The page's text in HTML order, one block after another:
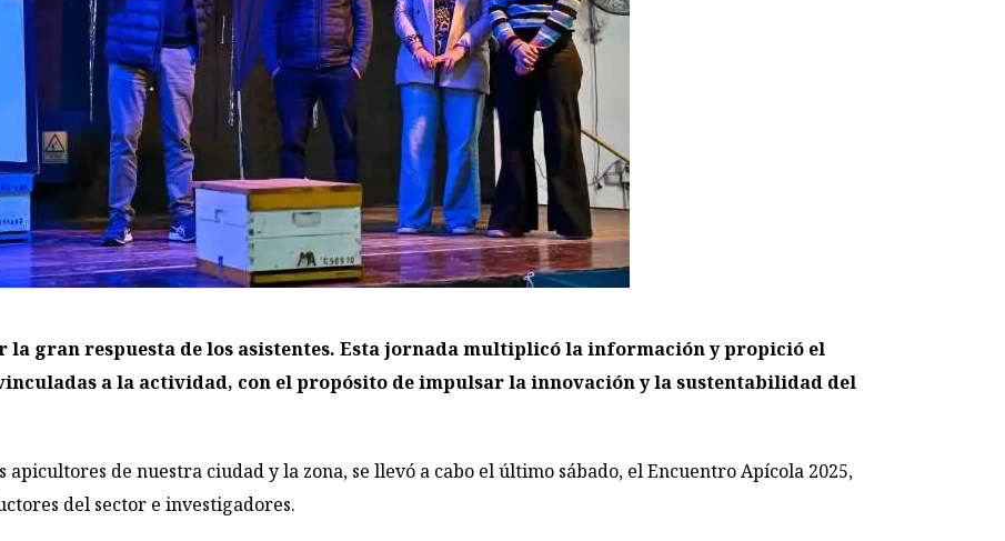
la gran respuesta de los asistentes. Esta jornada multiplicó la información y propició el
a la actividad, con el propósito de impulsar la innovación y la sustentabilidad del
de nuestra ciudad y la zona, se llevó a cabo el último sábado, el Encuentro Apícola 2025,
del sector e investigadores.